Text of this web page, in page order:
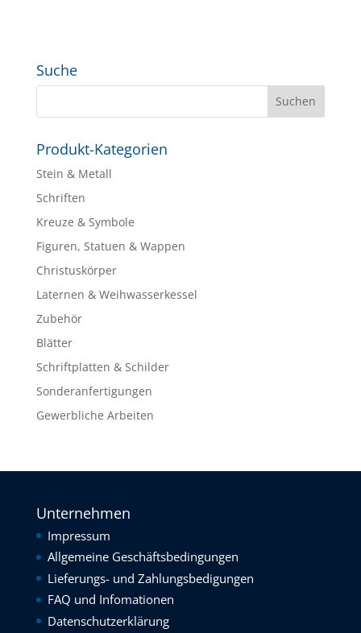
Suche
Produkt-Kategorien
Stein & Metall
Schriften
Kreuze & Symbole
Figuren, Statuen & Wappen
Christuskörper
Laternen & Weihwasserkessel
Zubehör
Blätter
Schriftplatten & Schilder
Sonderanfertigungen
Gewerbliche Arbeiten
Unternehmen
Impressum
Allgemeine Geschäftsbedingungen
Lieferungs- und Zahlungsbedigungen
FAQ und Infomationen
Datenschutzerklärung